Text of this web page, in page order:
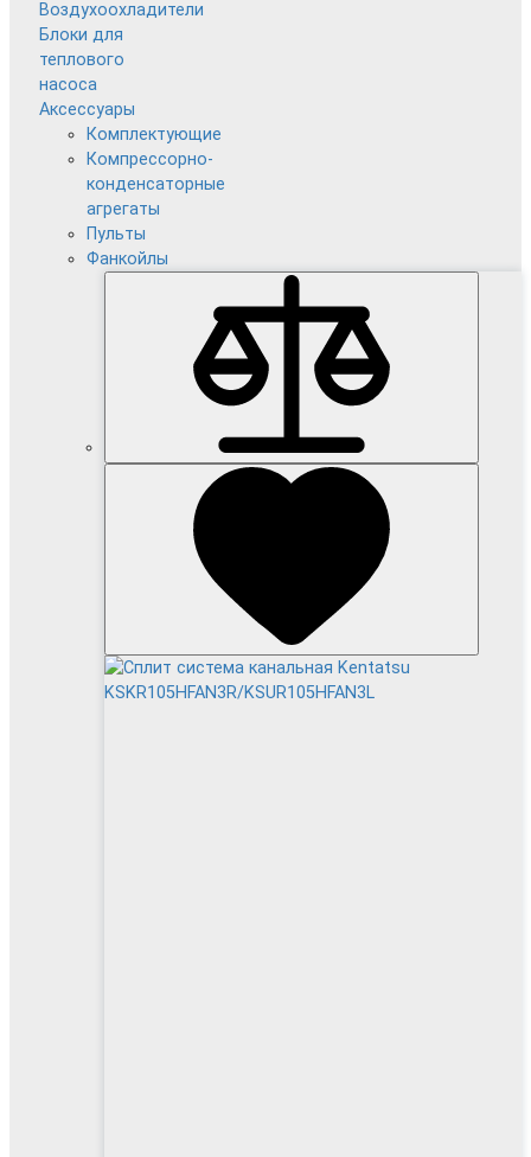
Воздухоохладители
Блоки для
теплового
насоса
Аксессуары
Комплектующие
Компрессорно-
конденсаторные
агрегаты
Пульты
Фанкойлы